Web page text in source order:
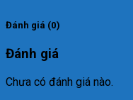
Đánh giá (0)
Đánh giá
Chưa có đánh giá nào.